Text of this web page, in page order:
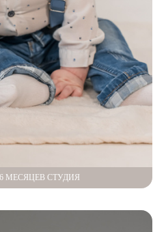
МЕСЯЦЕВ СТУДИЯ